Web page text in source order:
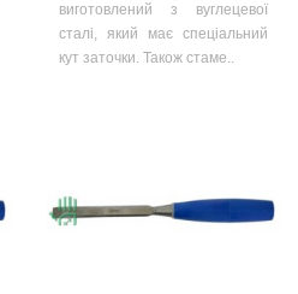
виготовлений з вуглецевої
сталі, який має спеціальний
кут заточки. Також стаме..